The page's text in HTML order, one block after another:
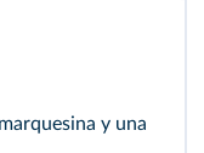
y una